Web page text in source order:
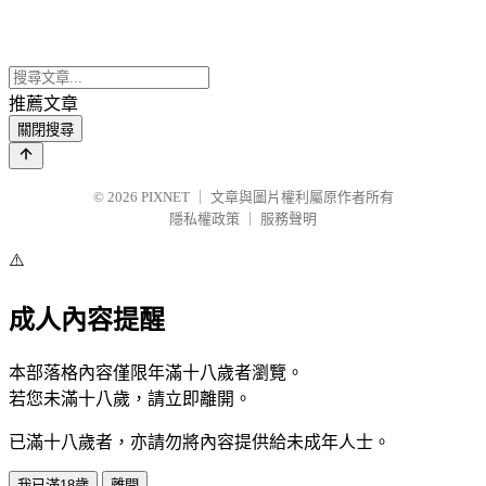
推薦文章
關閉搜尋
© 2026 PIXNET
文章與圖片權利屬原作者所有
隱私權政策
服務聲明
⚠️
成人內容提醒
本部落格內容僅限年滿十八歲者瀏覽。
若您未滿十八歲，請立即離開。
已滿十八歲者，亦請勿將內容提供給未成年人士。